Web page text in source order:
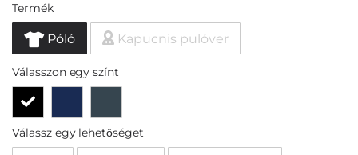
Termék
Póló Kapucnis pulóver
Válasszon egy színt
Válassz egy lehetőséget